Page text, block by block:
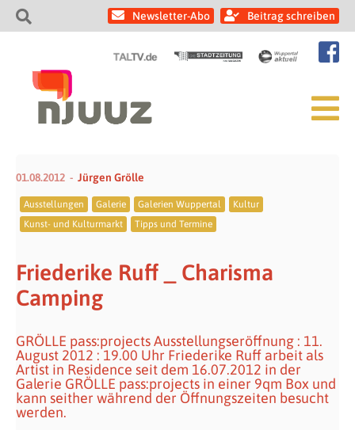
Newsletter-Abo Beitrag schreiben
01.08.2012 Jürgen Grölle
Ausstellungen Galerie Galerien Wuppertal
Kultur
Kunst- und Kulturmarkt
Tipps und Termine
Friederike Ruff _ Charisma
Camping
GRÖLLE pass:projects Ausstellungseröffnung : 11.
August 2012 : 19.00 Uhr Friederike Ruff arbeit als
Artist in Residence seit dem 16.07.2012 in der
Galerie GRÖLLE pass:projects in einer 9qm Box und
kann seither während der Öffnungszeiten besucht
werden.